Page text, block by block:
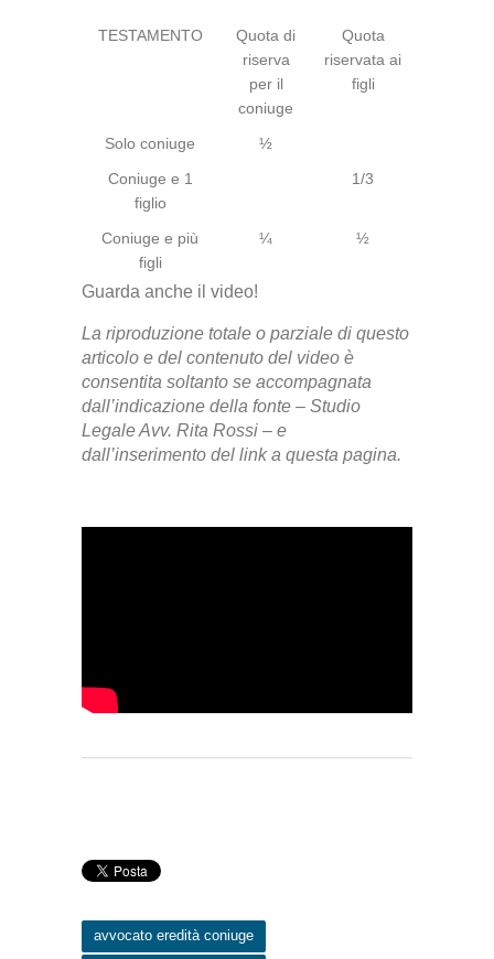
TESTAMENTO
Quota di
riserva
per il
coniuge
Quota
riservata ai
figli
Solo coniuge
½
Coniuge e 1
figlio
1/3
Coniuge e più
figli
¼ ½
Guarda anche il video!
La riproduzione totale o parziale di questo
articolo e del contenuto del video è
consentita soltanto se accompagnata
dall’indicazione della fonte – Studio
Legale Avv. Rita Rossi – e
dall’inserimento del link a questa pagina.
avvocato eredità coniuge